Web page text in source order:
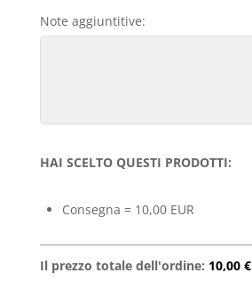
Note aggiuntitive:
HAI SCELTO QUESTI PRODOTTI:
Consegna = 10,00 EUR
Il prezzo totale dell'ordine: 10,00 €